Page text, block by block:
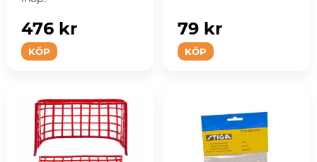
KÖP
476 kr
KÖP
79 kr